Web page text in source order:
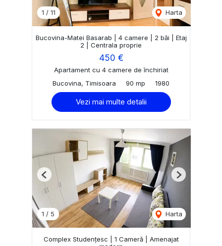
1 / 11 Harta
Bucovina-Matei Basarab | 4 camere | 2 băi | Etaj
2 | Centrala proprie
450 €
Apartament cu 4 camere de închiriat
Bucovina, Timisoara
90 mp 1980
Vezi mai multe detalii
1 / 5 Harta
Previous Next
Complex Studențesc | 1 Cameră | Amenajat